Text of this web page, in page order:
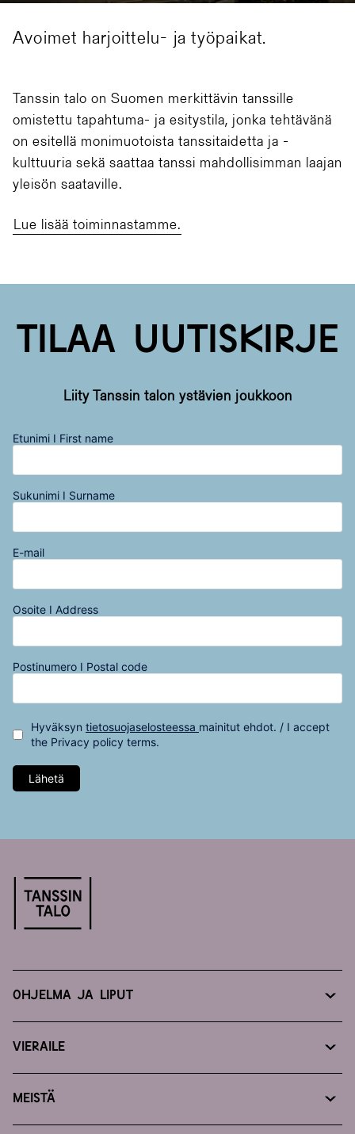
Avoimet harjoittelu- ja työpaikat.
Tanssin talo on Suomen merkittävin tanssille
omistettu tapahtuma- ja esitystila, jonka tehtävänä
on esitellä monimuotoista tanssitaidetta ja -
kulttuuria sekä saattaa tanssi mahdollisimman laajan
yleisön saataville.
Lue lisää toiminnastamme.
Tilaa uutiskirje
Liity Tanssin talon ystävien joukkoon
Etunimi I First name
Sukunimi I Surname
E-mail
Osoite I Address
Postinumero I Postal code
Hyväksyn tietosuojaselosteessa mainitut ehdot. / I accept
the Privacy policy terms.
Lähetä
Ohjelma ja liput
Vieraile
Meistä